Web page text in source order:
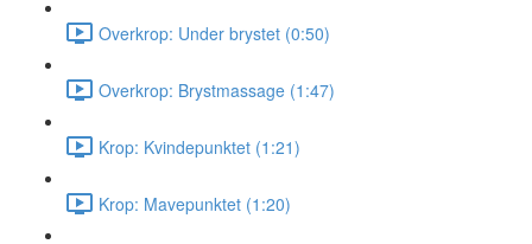
Overkrop: Under brystet (0:50)
Overkrop: Brystmassage (1:47)
Krop: Kvindepunktet (1:21)
Krop: Mavepunktet (1:20)